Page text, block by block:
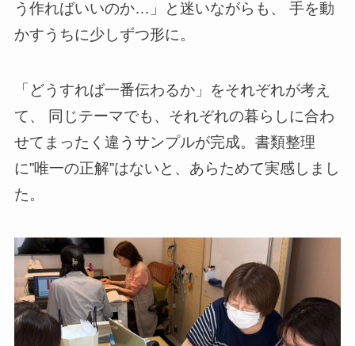
う作ればいいのか…」と迷いながらも、 手を動
かすうちに少しずつ形に。
「どうすれば一番伝わるか」をそれぞれが考え
て、 同じテーマでも、それぞれの暮らしに合わ
せてまったく違うサンプルが完成。書類整理
に”唯一の正解”はないと、あらためて実感しまし
た。